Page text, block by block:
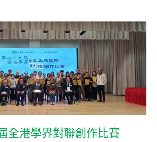
全港學界對聯創作比賽